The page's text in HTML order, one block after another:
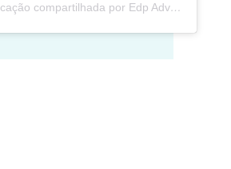
Uma publicação compartilhada por Edp Advec Posse (@edpadvecposse)